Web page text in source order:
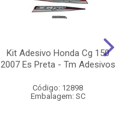
Kit Adesivo Honda Cg 150
2007 Es Preta - Tm Adesivos
Código: 12898
Embalagem: SC